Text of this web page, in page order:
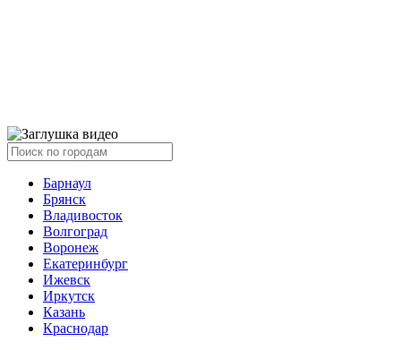
Барнаул
Брянск
Владивосток
Волгоград
Воронеж
Екатеринбург
Ижевск
Иркутск
Казань
Краснодар